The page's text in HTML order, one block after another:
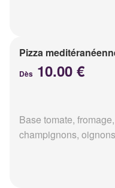
Pizza
Dès 10.00 €
Base tomate,
champignons, oignons